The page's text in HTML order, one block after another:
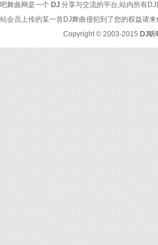
舞曲网是一个 DJ 分享与交流的平台,站内所有
会员上传的某一首DJ舞曲侵犯到了您的权益请
Copyright © 2003-2015 DJ